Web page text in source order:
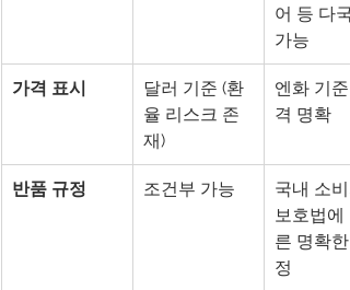
어 등 다
가능
가격 표시
달러 기준 (환
율 리스크 존
재)
엔화 기준,
격 명확
반품 규정 조건부 가능
국내 소비
보호법에
른 명확한
정